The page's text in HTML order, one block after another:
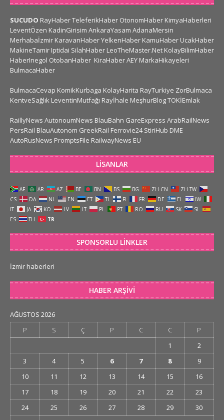
SUCUDO RayHaberTeleferikHaber OtonomHaber KimyaHaberleri
LeventÖzen KadinGirisim AnkaraYasam AdanaMersin
Merhabaİzmir KaravanHaberYelkenHaber KamuHaber UcakHaber
MakineTamir Iptidai SilahHaber LeoTheMaster.Net KolayBilimHaber
HaberInegol OtobanHaber KiraHaberAEY MarkaHikayeleri
BulmacaHaber
BulmacaCevap KomikKurbaga KolayHarita RayTurkiye ZorBulmaca
KentveSağlık LeventinMutfağı Rayİhale MeşhurBlogTOKİEmlak
RaillyNews AutonoumNews BlauBahn GareExpress ArabRailNews
PersRail BlauAutonom GreekRail Ferrovie24 StiriHub DME
AutoRusNews PromptsFile RailwayNews EU
LISANLAR
AF AR AZ BE BN BS BG ZH-CN
ZH-TW
CS
DA NL EN ET TL FI FR DE EL
IW
IT
JA KO LV LT PL PT RO RU SK
SL
ES
TH TR
SPONSORLU LINKLER
İzmir haberleri
HABER ARŞIVI
AĞUSTOS 2026
P
S Ç P C C
P
1
2
3
4 5 6 7 8
9
10
11 12 13 14 15
16
17
18 19 20 21 22
23
24
25 26 27 28 29
30